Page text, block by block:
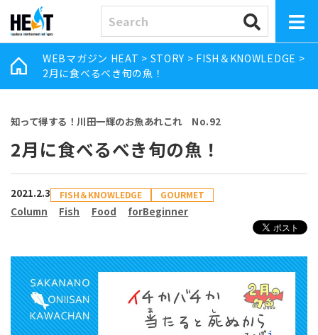
WEBマガジン HEAT > STORY > FISH＆KNOWLEDGE >
2月に食べるべき旬の魚！
知って得する！川田一輝のお魚あれこれ No.92
2月に食べるべき旬の魚！
2021.2.3 FISH＆KNOWLEDGE GOURMET
Column Fish Food forBeginner